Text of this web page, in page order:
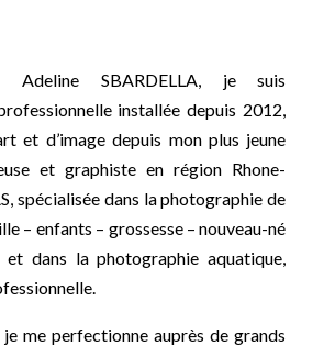
Adeline SBARDELLA, je suis
installée depuis 2012,
et d’image depuis mon plus jeune
et graphiste en région Rhone-
spécialisée dans la photographie de
– enfants – grossesse – nouveau-né
dans la photographie aquatique,
je me perfectionne auprès de grands